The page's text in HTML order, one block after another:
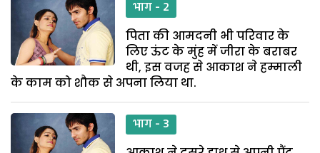
भाग - 2
पिता की आमदनी भी परिवार के
लिए ऊंट के मुंह में जीरा के बराबर
थी, इस वजह से आकाश ने हम्माली
के काम को शौक से अपना लिया था.
भाग - 3